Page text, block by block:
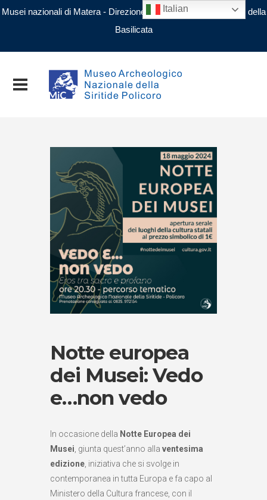
Musei nazionali di Matera - Direzione regionale Musei nazionali della
Basilicata
Notte europea
dei Musei: Vedo
e…non vedo
In occasione della Notte Europea dei
Musei , giunta quest’anno alla ventesima
edizione , iniziativa che si svolge in
contemporanea in tutta Europa e fa capo al
Ministero della Cultura francese, con il
Italian